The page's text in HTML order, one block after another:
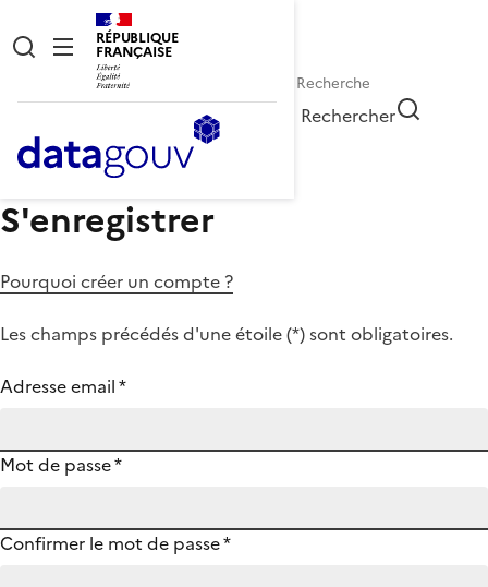
RÉPUBLIQUE
FRANÇAISE
Rechercher
S'enregistrer
Pourquoi créer un compte ?
Les champs précédés d'une étoile (*) sont obligatoires.
Adresse email*
Mot de passe*
Confirmer le mot de passe*